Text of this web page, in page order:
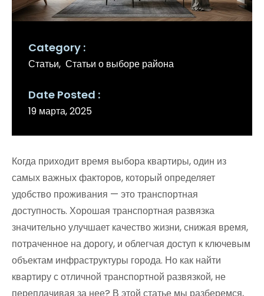
Category
Статьи Статьи о выборе района
Date Posted
19 марта, 2025
Когда приходит время выбора квартиры, один из
самых важных факторов, который определяет
удобство проживания — это транспортная
доступность. Хорошая транспортная развязка
значительно улучшает качество жизни, снижая время,
потраченное на дорогу, и облегчая доступ к ключевым
объектам инфраструктуры города. Но как найти
квартиру с отличной транспортной развязкой, не
переплачивая за нее? В этой статье мы разберемся,